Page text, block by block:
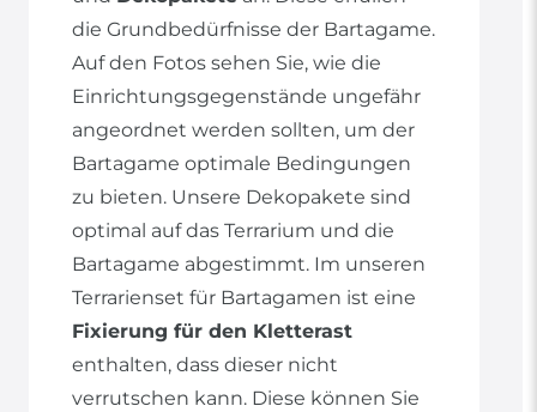
die Grundbedürfnisse der Bartagame.
Auf den Fotos sehen Sie, wie die
Einrichtungsgegenstände ungefähr
angeordnet werden sollten, um der
Bartagame optimale Bedingungen
zu bieten. Unsere Dekopakete sind
optimal auf das Terrarium und die
Bartagame abgestimmt. Im unseren
Terrarienset für Bartagamen ist eine
Fixierung für den Kletterast
enthalten, dass dieser nicht
verrutschen kann. Diese können Sie